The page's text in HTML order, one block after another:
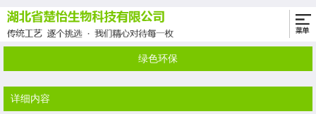
绿色环保
详细内容